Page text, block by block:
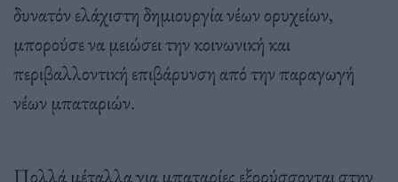
δυνατόν ελάχιστη δημιουργία νέων ορυχείων,
μπορούσε να μειώσει την κοινωνική και
περιβαλλοντική επιβάρυνση από την παραγωγή
νέων μπαταριών.
Πολλά μέταλλα για μπαταρίες εξορύσσονται στην